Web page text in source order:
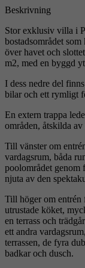
Beskrivning
Stor exklusiv villa i
bostadsområdet
över havet och
m2, med en byggd
I dess nedre del
bilar och ett rymligt
En extern trappa
områden, åtskilda
Till vänster om
vardagsrum, båda
poolområdet genom
njuta av den
Till höger om entrén
utrustade köket,
en terrass och
ett andra
terrassen, de fyra
badkar och dusch.